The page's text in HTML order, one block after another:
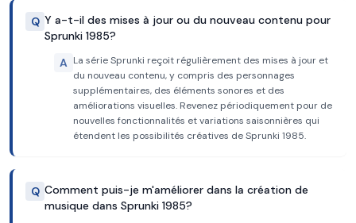
Q Y a-t-il des mises à jour ou du nouveau contenu pour
Sprunki 1985?
A La série Sprunki reçoit régulièrement des mises à jour et
du nouveau contenu, y compris des personnages
supplémentaires, des éléments sonores et des
améliorations visuelles. Revenez périodiquement pour de
nouvelles fonctionnalités et variations saisonnières qui
étendent les possibilités créatives de Sprunki 1985.
Q Comment puis-je m'améliorer dans la création de
musique dans Sprunki 1985?